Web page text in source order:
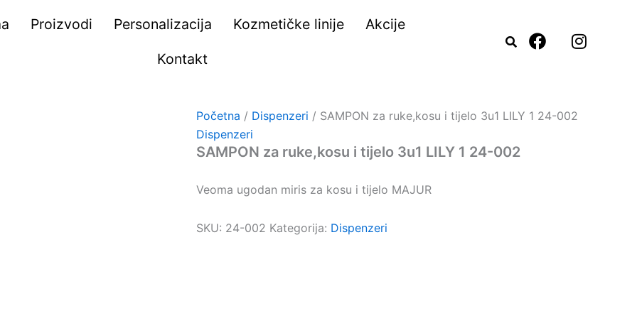
Proizvodi Personalizacija Kozmetičke linije Akcije
Kontakt
F
a
o
I
n
Početna / Dispenzeri / SAMPON za ruke,kosu i tijelo 3u1 LILY 1 24-002
Dispenzeri
SAMPON za ruke,kosu i tijelo 3u1 LILY 1 24-002
Veoma ugodan miris za kosu i tijelo MAJUR
SKU: 24-002 Kategorija: Dispenzeri